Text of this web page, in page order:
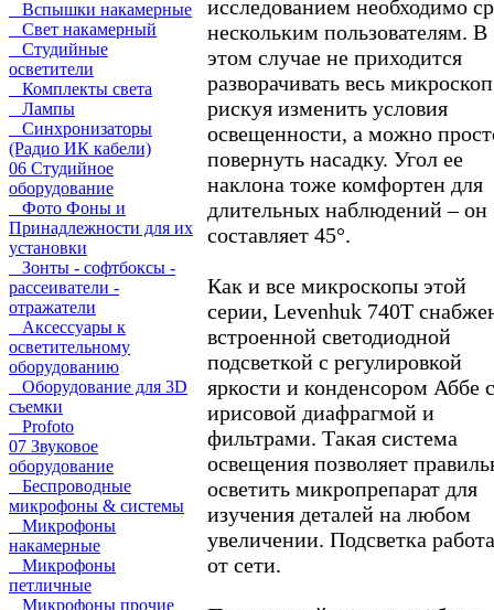
Вспышки накамерные
Свет накамерный
Студийные
осветители
Комплекты света
Лампы
Синхронизаторы
(Радио ИК кабели)
06 Студийное
оборудование
Фото Фоны и
Принадлежности для их
установки
Зонты - софтбоксы -
рассеиватели -
отражатели
Аксессуары к
осветительному
оборудованию
Оборудование для 3D
съемки
Profoto
07 Звуковое
оборудование
Беспроводные
микрофоны & системы
Микрофоны
накамерные
Микрофоны
петличные
Микрофоны прочие
исследованием необходимо
нескольким пользователям. В
этом случае не приходится
разворачивать весь
рискуя изменить условия
освещенности, а можно
повернуть насадку. Угол ее
наклона тоже комфортен для
длительных наблюдений – он
составляет 45°.
Как и все микроскопы этой
серии, Levenhuk 740T
встроенной светодиодной
подсветкой с регулировкой
яркости и конденсором Аббе с
ирисовой диафрагмой и
фильтрами. Такая система
освещения позволяет
осветить микропрепарат для
изучения деталей на любом
увеличении. Подсветка
от сети.